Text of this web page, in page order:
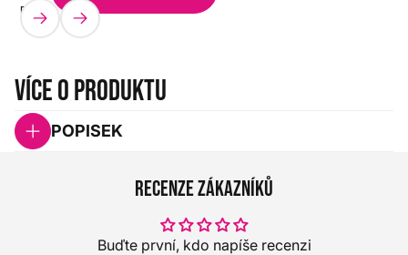
PEARL
HX0000000042398
Více o produktu
POPISEK
Recenze zákazníků
Buďte první, kdo napíše recenzi